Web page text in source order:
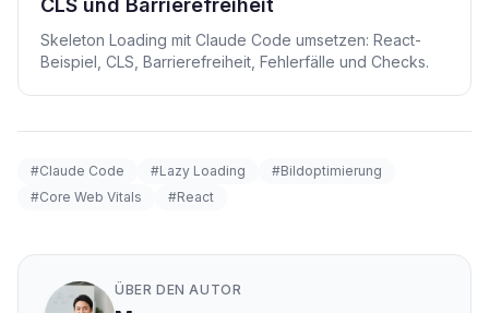
CLS und Barrierefreiheit
Skeleton Loading mit Claude Code umsetzen: React-
Beispiel, CLS, Barrierefreiheit, Fehlerfälle und Checks.
#Claude Code #Lazy Loading
#Bildoptimierung
#Core Web Vitals
#React
ÜBER DEN AUTOR